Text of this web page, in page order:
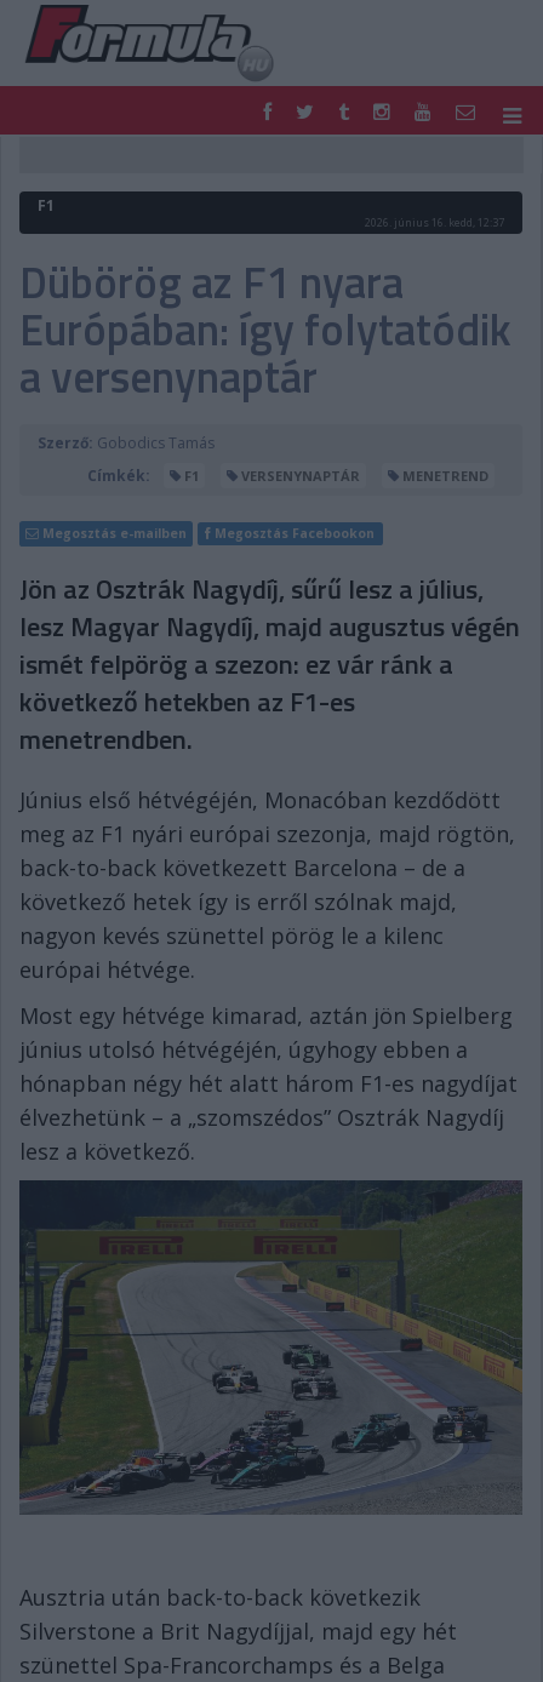
FORMULA
MOTOR
PODCAST
SHOP
LIVE
TIPPJÁTÉK
DIGITÁLIS MAGAZIN
PONTÁLLÁSOK
VERSENYNAPTÁRAK
F1
2026. június 16. kedd, 12:37
Dübörög az F1 nyara
Európában: így folytatódik
a versenynaptár
Szerző: Gobodics Tamás
Címkék:
F1 VERSENYNAPTÁR MENETREND
Megosztás e-mailben Megosztás Facebookon
Jön az Osztrák Nagydíj, sűrű lesz a július,
lesz Magyar Nagydíj, majd augusztus végén
ismét felpörög a szezon: ez vár ránk a
következő hetekben az F1-es
menetrendben.
Június első hétvégéjén, Monacóban kezdődött
meg az F1 nyári európai szezonja, majd rögtön,
back-to-back következett Barcelona – de a
következő hetek így is erről szólnak majd,
nagyon kevés szünettel pörög le a kilenc
európai hétvége.
Most egy hétvége kimarad, aztán jön Spielberg
június utolsó hétvégéjén, úgyhogy ebben a
hónapban négy hét alatt három F1-es nagydíjat
élvezhetünk – a „szomszédos” Osztrák Nagydíj
lesz a következő.
Ausztria után back-to-back következik
Silverstone a Brit Nagydíjjal, majd egy hét
szünettel Spa-Francorchamps és a Belga